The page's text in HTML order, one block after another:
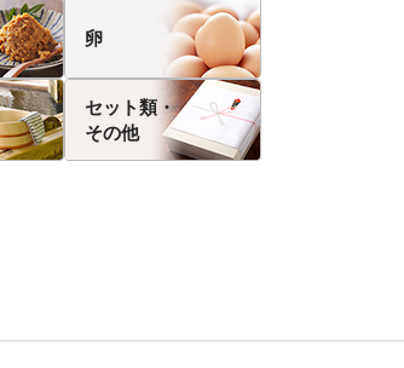
卵
セット類・
その他